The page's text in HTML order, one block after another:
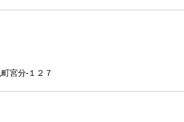
宮分-１２７